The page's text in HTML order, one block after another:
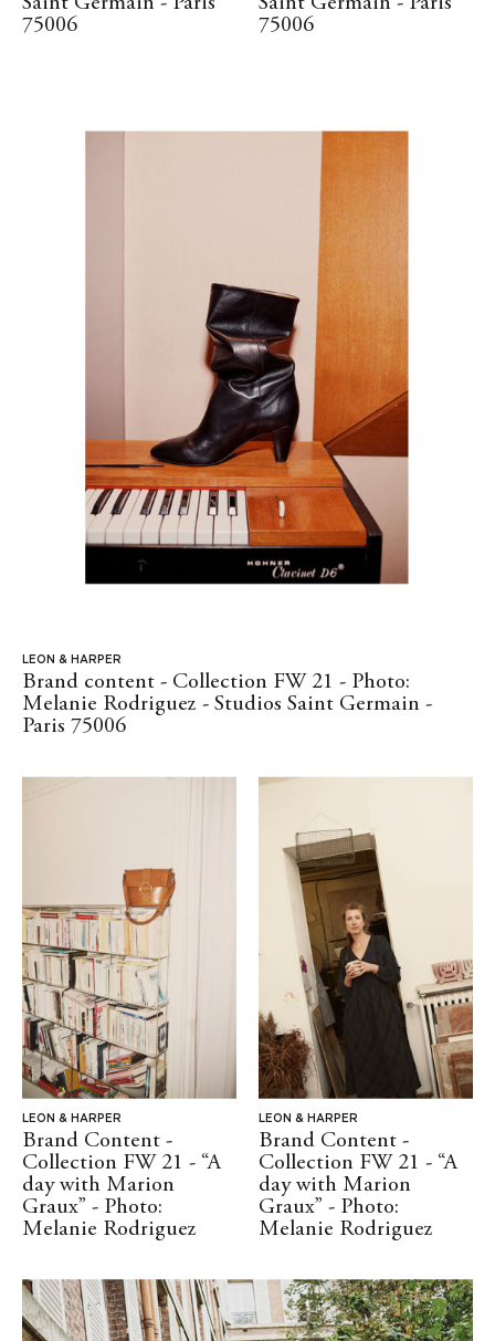
75006
LEON & HARPER
Brand content - Collection FW 21 - Photo:
Melanie Rodriguez - Studios Saint Germain -
Paris 75006
75006
LEON & HARPER
Brand Content -
Collection FW 21 - “A
day with Marion
Graux” - Photo:
Melanie Rodriguez
LEON & HARPER
Brand Content -
Collection FW 21 - “A
day with Marion
Graux” - Photo:
Melanie Rodriguez